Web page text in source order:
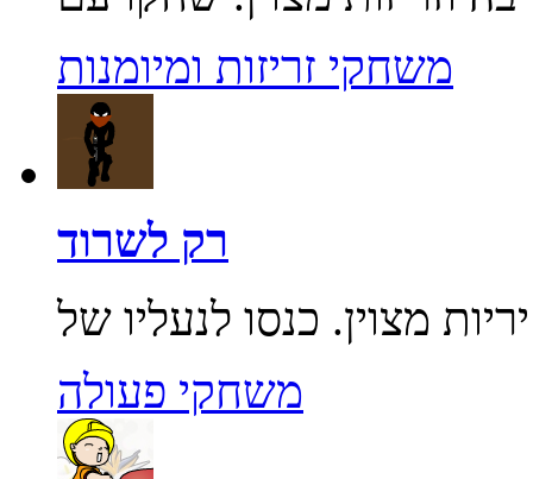
משחקי זריזות ומיומנות
רק לשרוד
משחקי פעולה